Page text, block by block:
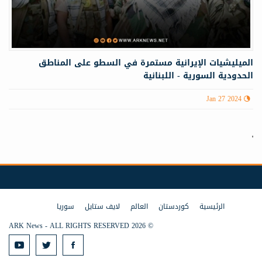
الميليشيات الإيرانية مستمرة في السطو على المناطق
الحدودية السورية - اللبنانية
Jan 27 2024
الرئيسية كوردستان العالم لايف ستايل
سوريا
© 2026 ARK News - ALL RIGHTS RESERVED